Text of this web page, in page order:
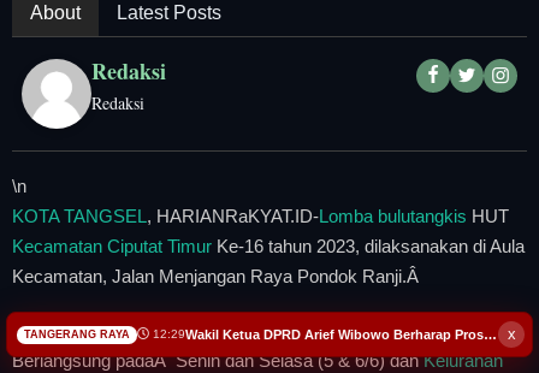
About Latest Posts
Redaksi
Redaksi
\n
KOTA TANGSEL, HARIANRaKYAT.ID-Lomba bulutangkis HUT
Kecamatan Ciputat Timur Ke-16 tahun 2023, dilaksanakan di Aula
Kecamatan, Jalan Menjangan Raya Pondok Ranji.Â
\n\n\n\n
Berlangsung padaÂ Senin dan Selasa (5 & 6/6) danKelurahan
x
TANGERANG RAYA 12:29 Wakil Ketua DPRD Arief Wibowo Berharap Proses Penetapan Pengganti Alm Rusdi Segera Tuntas